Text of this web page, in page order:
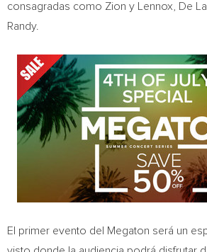
consagradas como Zion y Lennox, De
Randy.
El primer evento del Megaton será un